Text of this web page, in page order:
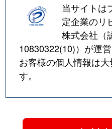
当サイトは
定企業のリ
株式会社（
10830322(10)）が運
お客様の個人情報は
す。